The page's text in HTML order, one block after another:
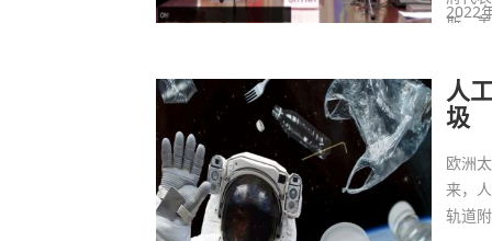
斯、
2022
人
圾
欧洲
来，
轨道